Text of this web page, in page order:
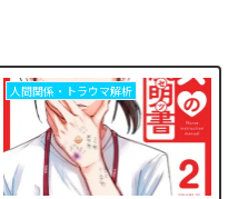
人間関係・トラウマ解析